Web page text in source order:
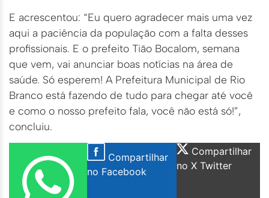
E acrescentou: “Eu quero agradecer mais uma vez
aqui a paciência da população com a falta desses
profissionais. E o prefeito Tião Bocalom, semana
que vem, vai anunciar boas notícias na área de
saúde. Só esperem! A Prefeitura Municipal de Rio
Branco está fazendo de tudo para chegar até você
e como o nosso prefeito fala, você não está só!”,
concluiu.
Compartilhar
no Facebook
Compartilhar
no X Twitter